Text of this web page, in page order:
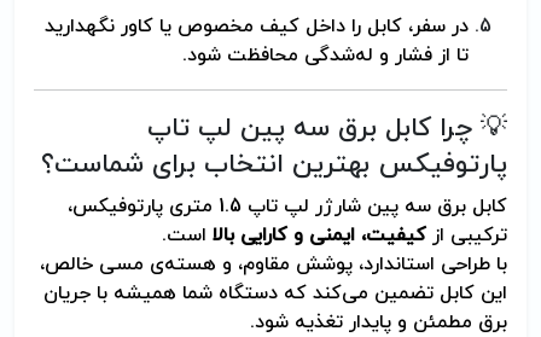
در سفر، کابل را داخل کیف مخصوص یا کاور نگهدارید
تا از فشار و له‌شدگی محافظت شود.
💡 چرا کابل برق سه پین لپ تاپ
پارتوفیکس بهترین انتخاب برای شماست؟
کابل برق سه پین شارژر لپ تاپ 1.5 متری پارتوفیکس،
ترکیبی ازکیفیت، ایمنی و کارایی بالا است.
با طراحی استاندارد، پوشش مقاوم، و هسته‌ی مسی خالص،
این کابل تضمین می‌کند که دستگاه شما همیشه با جریان
برق مطمئن و پایدار تغذیه شود.